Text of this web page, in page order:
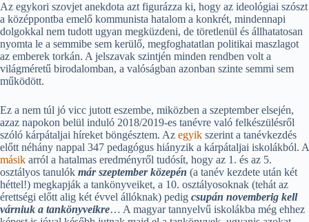
Az egykori szovjet anekdota azt figurázza ki, hogy az ideológiai szószt
a középpontba emelő kommunista hatalom a konkrét, mindennapi
dolgokkal nem tudott ugyan megküzdeni, de töretlenül és állhatatosan
nyomta le a semmibe sem kerülő, megfoghatatlan politikai maszlagot
az emberek torkán. A jelszavak szintjén minden rendben volt a
világméretű birodalomban, a valóságban azonban szinte semmi sem
működött.
Ez a nem túl jó vicc jutott eszembe, miközben a szeptember elsején,
azaz napokon belül induló 2018/2019-es tanévre való felkészülésről
szóló kárpátaljai híreket böngésztem. Az egyik szerint a tanévkezdés
előtt néhány nappal 347 pedagógus hiányzik a kárpátaljai iskolákból. A
másik arról a hatalmas eredményről tudósít, hogy az 1. és az 5.
osztályos tanulók már szeptember közepén (a tanév kezdete után két
héttel!) megkapják a tankönyveiket, a 10. osztályosoknak (tehát az
érettségi előtt alig két évvel állóknak) pedig csupán novemberig kell
várniuk a tankönyveikre… A magyar tannyelvű iskolákba még ehhez